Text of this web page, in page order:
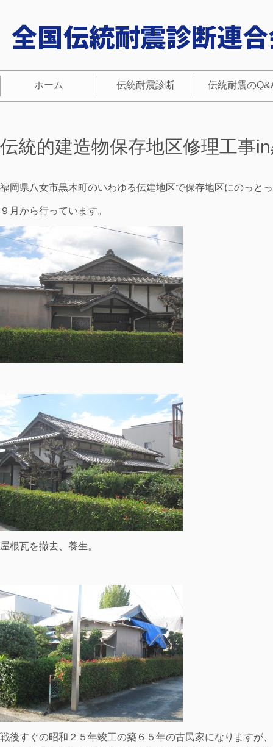
ホーム 伝統耐震診断 伝統耐震の
伝統的建造物保存地区修理工事
福岡県八女市黒木町のいわゆる伝建地区で保存地区にのっと
９月から行っています。
屋根瓦を撤去、養生。
戦後すぐの昭和２５年竣工の築６５年の古民家になりますが